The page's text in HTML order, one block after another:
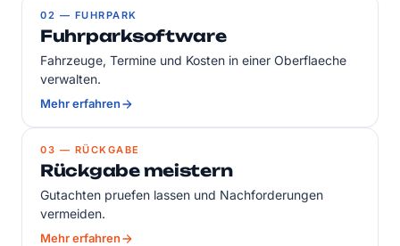
02 — FUHRPARK
Fuhrparksoftware
Fahrzeuge, Termine und Kosten in einer Oberflaeche
verwalten.
Mehr erfahren
03 — RÜCKGABE
Rückgabe meistern
Gutachten pruefen lassen und Nachforderungen
vermeiden.
Mehr erfahren